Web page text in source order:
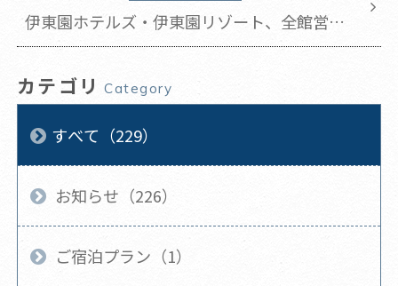
伊東園ホテルズ・伊東園リゾート、全館営業
再開のお知らせ。(2020年8月1日更新)
カテゴリ Category
すべて（229）
お知らせ（226）
ご宿泊プラン（1）